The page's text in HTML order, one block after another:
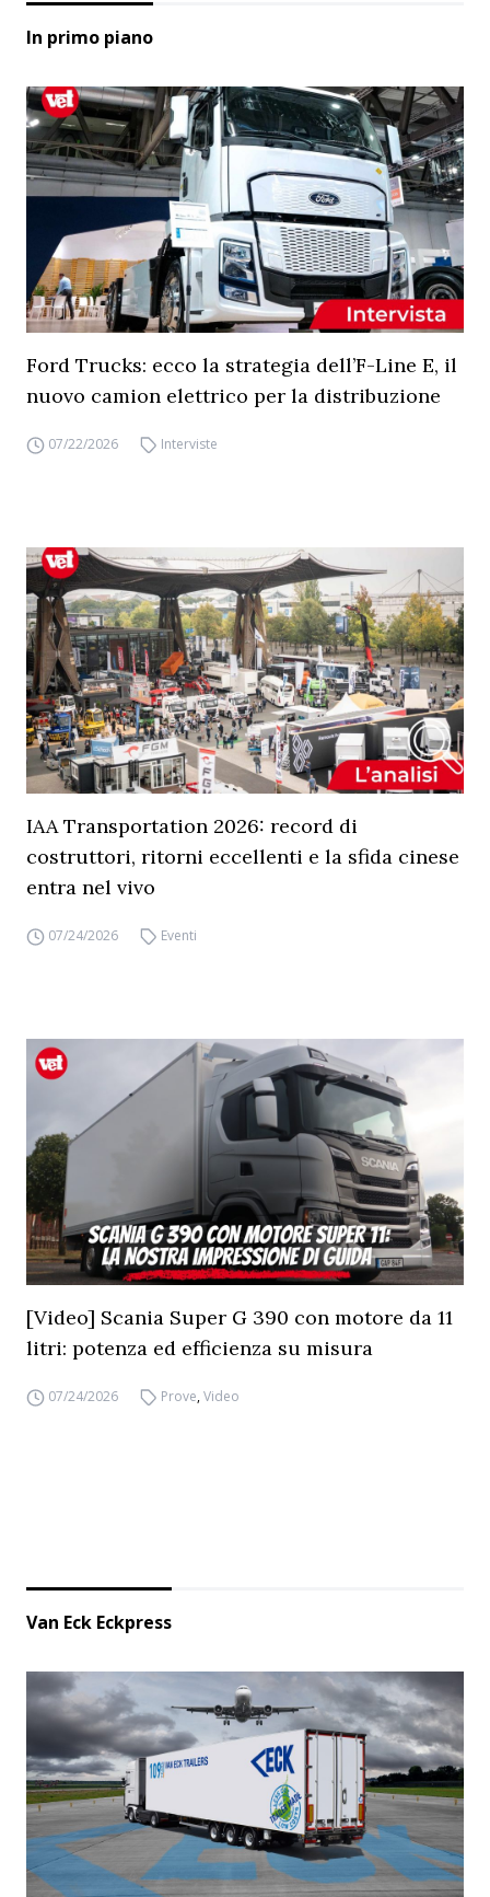
In primo piano
Ford Trucks: ecco la strategia dell’F-Line E, il
nuovo camion elettrico per la distribuzione
07/22/2026 Interviste
IAA Transportation 2026: record di
costruttori, ritorni eccellenti e la sfida cinese
entra nel vivo
07/24/2026 Eventi
[Video] Scania Super G 390 con motore da 11
litri: potenza ed efficienza su misura
07/24/2026 Prove,Video
Van Eck Eckpress